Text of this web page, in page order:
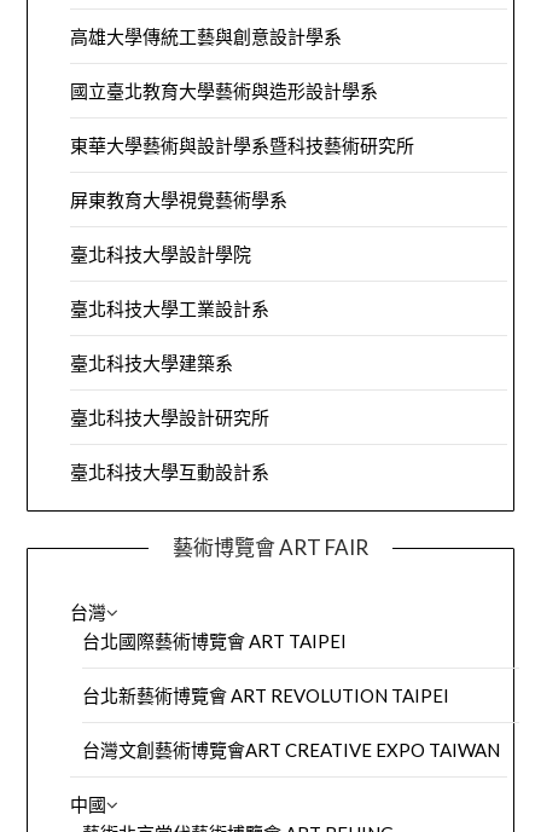
高雄大學傳統工藝與創意設計學系
國立臺北教育大學藝術與造形設計學系
東華大學藝術與設計學系暨科技藝術研究所
屏東教育大學視覺藝術學系
臺北科技大學設計學院
臺北科技大學工業設計系
臺北科技大學建築系
臺北科技大學設計研究所
臺北科技大學互動設計系
藝術博覽會 ART FAIR
台灣
台北國際藝術博覽會 ART TAIPEI
台北新藝術博覽會 ART REVOLUTION TAIPEI
台灣文創藝術博覽會ART CREATIVE EXPO TAIWAN
中國